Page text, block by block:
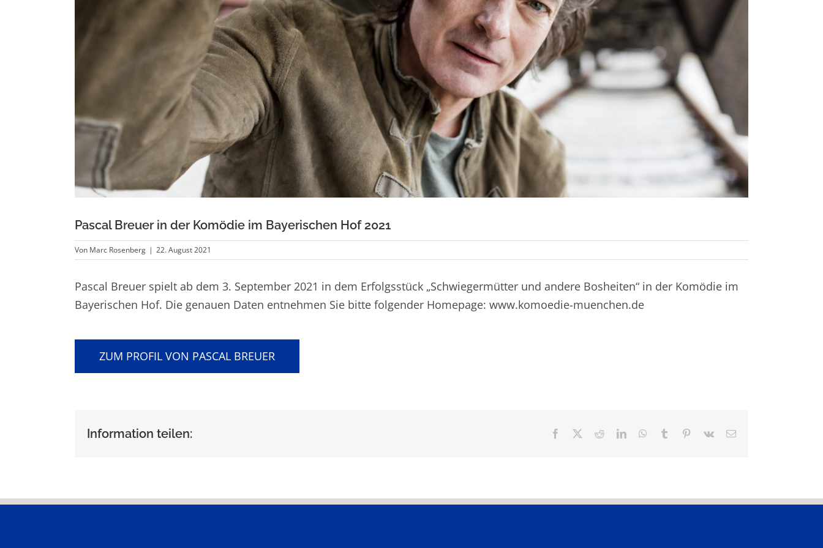
Pascal Breuer in der Komödie im Bayerischen Hof 2021
Von Marc Rosenberg | 22. August 2021
Pascal Breuer spielt ab dem 3. September 2021 in dem Erfolgsstück „Schwiegermütter und andere Bosheiten“ in der Komödie im
Bayerischen Hof. Die genauen Daten entnehmen Sie bitte folgender Homepage: www.komoedie-muenchen.de
ZUM PROFIL VON PASCAL BREUER
Information teilen: Facebook RedditLinkedInWhatsApp
Tumblr Pinterest
Vk
E-